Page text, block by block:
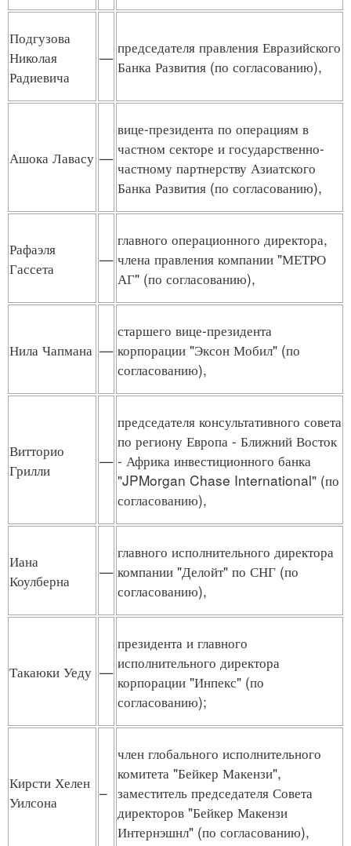
Подгузова
Николая
Радиевича
—
председателя правления Евразийского
Банка Развития (по согласованию),
Ашока Лавасу —
вице-президента по операциям в
частном секторе и государственно-
частному партнерству Азиатского
Банка Развития (по согласованию),
Рафаэля
Гассета
—
главного операционного директора,
члена правления компании "МЕТРО
АГ" (по согласованию),
Нила Чапмана —
старшего вице-президента
корпорации "Эксон Мобил" (по
согласованию),
Витторио
Грилли
—
председателя консультативного совета
по региону Европа - Ближний Восток
- Африка инвестиционного банка
"JPMorgan Chase International" (по
согласованию),
Иана
Коулберна
—
главного исполнительного директора
компании "Делойт" по СНГ (по
согласованию),
Такаюки Уеду —
президента и главного
исполнительного директора
корпорации "Инпекс" (по
согласованию);
Кирсти Хелен
Уилсона
–
член глобального исполнительного
комитета "Бейкер Макензи",
заместитель председателя Совета
директоров "Бейкер Макензи
Интернэшнл" (по согласованию),